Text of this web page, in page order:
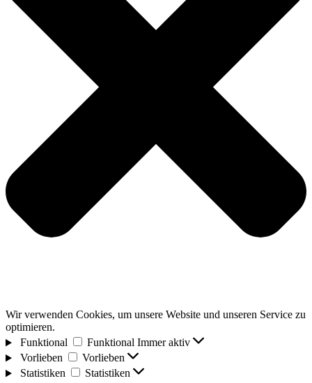
Wir verwenden Cookies, um unsere Website und unseren Service zu
optimieren.
Funktional
Funktional Immer aktiv
Vorlieben
Vorlieben
Statistiken
Statistiken